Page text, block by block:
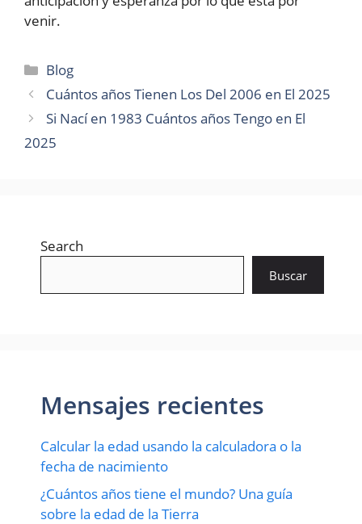
venir.
Categories
Blog
Cuántos años Tienen Los Del 2006 en El 2025
Si Nací en 1983 Cuántos años Tengo en El
2025
Search
Buscar
Mensajes recientes
Calcular la edad usando la calculadora o la
fecha de nacimiento
¿Cuántos años tiene el mundo? Una guía
sobre la edad de la Tierra